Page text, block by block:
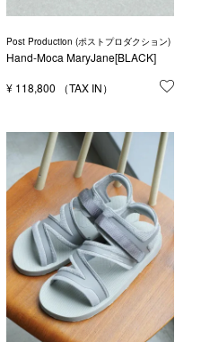
お気に入りに登録する
Post Production (ポストプロダクション)
Hand-Moca MaryJane[BLACK]
¥ 118,800